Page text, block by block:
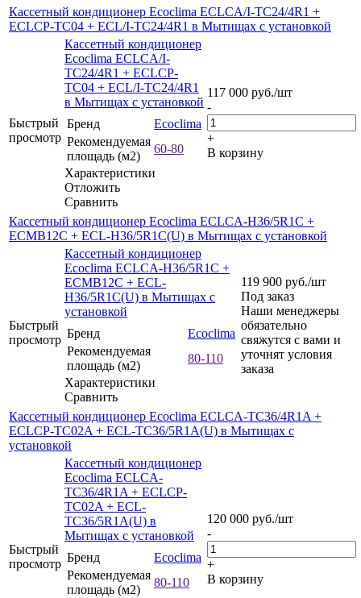
Кассетный кондиционер Ecoclima ECLCA/I-TC24/4R1 +
ECLCP-TC04 + ECL/I-TC24/4R1 в Мытищах с установкой
Быстрый
просмотр
Кассетный кондиционер
Ecoclima ECLCA/I-
TC24/4R1 + ECLCP-
TC04 + ECL/I-TC24/4R1
в Мытищах с установкой
Бренд
Ecoclima
Рекомендуемая
площадь (м2)
60-80
Характеристики
Отложить
Сравнить
117 000 руб./шт
-
+
В корзину
Кассетный кондиционер Ecoclima ECLCA-H36/5R1C +
ECMB12C + ECL-H36/5R1C(U) в Мытищах с установкой
Быстрый
просмотр
Кассетный кондиционер
Ecoclima ECLCA-H36/5R1C +
ECMB12C + ECL-
H36/5R1C(U) в Мытищах с
установкой
Бренд
Ecoclima
Рекомендуемая
площадь (м2)
80-110
Характеристики
Сравнить
119 900 руб./шт
Под заказ
Наши менеджеры
обязательно
свяжутся с вами и
уточнят условия
заказа
Кассетный кондиционер Ecoclima ECLCA-TC36/4R1A +
ECLCP-TC02A + ECL-TC36/5R1A(U) в Мытищах с
установкой
Быстрый
просмотр
Кассетный кондиционер
Ecoclima ECLCA-
TC36/4R1A + ECLCP-
TC02A + ECL-
TC36/5R1A(U) в
Мытищах с установкой
Бренд
Ecoclima
Рекомендуемая
площадь (м2)
80-110
120 000 руб./шт
-
+
В корзину